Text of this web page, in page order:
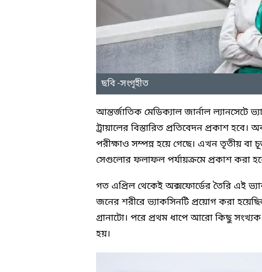
ছবি -সংগৃহীত
আন্তর্জাতিক মেডিক্যাল জার্নাল ল্যানসেটে
ট্রায়ালের বিস্তারিত প্রতিবেদন প্রকাশ হবে।
পরীক্ষাও সম্পন্ন হয়ে গেছে। এখন তৃতীয় বা
সেগুলোর ফলাফল পর্যায়ক্রমে প্রকাশ করা
গত এপ্রিল থেকেই অক্সফোর্ডের তৈরি এই
জনের শরীরে ভ্যাকসিনটি প্রয়োগ করা
গ্রানাটো। পরে প্রথম ধাপে আরো কিছু
হয়।